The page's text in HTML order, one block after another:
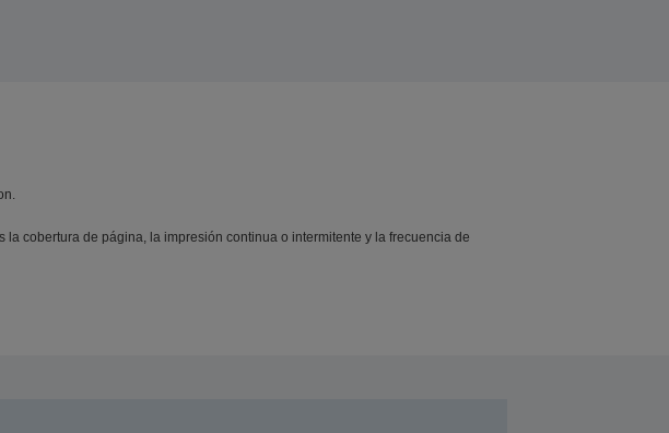
cobertura de página, la impresión continua o intermitente y la frecuencia de